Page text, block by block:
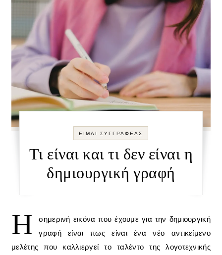
ΕΙΜΑΙ ΣΥΓΓΡΑΦΕΑΣ
Τι είναι και τι δεν είναι η
δημιουργική γραφή
Η
σημερινή εικόνα που έχουμε για την δημιουργική
γραφή είναι πως είναι ένα νέο αντικείμενο
μελέτης που καλλιεργεί το ταλέντο της λογοτεχνικής